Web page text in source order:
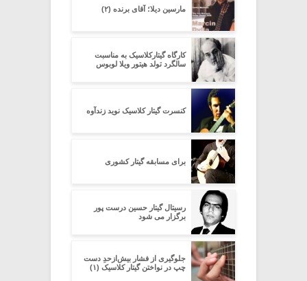
مارسین دیلا؛ آقای برنده (۲)
کارگاه گیتارکلاسیک به مناسبت
سالگرد تولد هیتور ویلا لوبوس
کنسرت گیتار کلاسیک نوید زندآوه
برای مسابقه گیتار کشوری
رسیتال گیتار حسین درست پور
برگزار می شود
جلوگیری از فشار بیش‌از‌حدِ دست
چپ در نواختن گیتار کلاسیک (۱)